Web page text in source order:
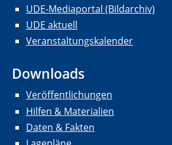
UDE-Mediaportal (Bildarchiv)
UDE aktuell
Veranstaltungskalender
Downloads
Veröffentlichungen
Hilfen & Materialien
Daten & Fakten